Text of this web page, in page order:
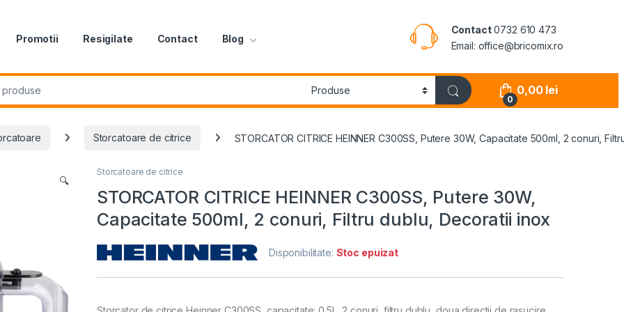
Promotii Resigilate Contact Blog
Contact0732 610 473
Email: office@bricomix.ro
0
0,00 lei
Storcatoare de citrice STORCATOR CITRICE HEINNER C300SS, Putere 30W, Capacitate 500ml, 2 conuri,
🔍
Storcatoare de citrice
STORCATOR CITRICE HEINNER C300SS, Putere 30W,
Capacitate 500ml, 2 conuri, Filtru dublu, Decoratii inox
Disponibilitate: Stoc epuizat